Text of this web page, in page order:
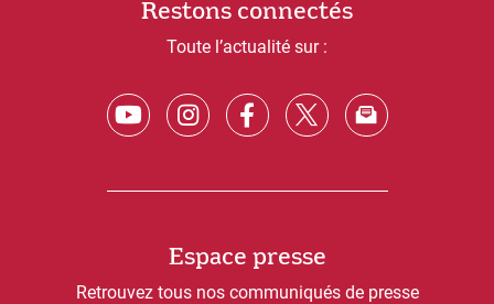
Restons connectés
Toute l’actualité sur :
Espace presse
Retrouvez tous nos communiqués de presse